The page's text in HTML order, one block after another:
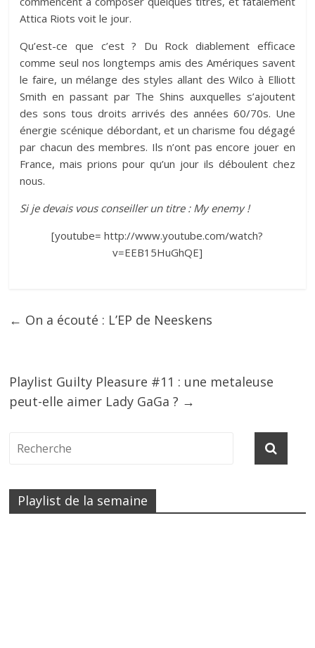
Attica Riots voit le jour.
Qu’est-ce que c’est ? Du Rock diablement efficace
comme seul nos longtemps amis des Amériques savent
le faire, un mélange des styles allant des Wilco à Elliott
Smith en passant par The Shins auxquelles s’ajoutent
des sons tous droits arrivés des années 60/70s. Une
énergie scénique débordant, et un charisme fou dégagé
par chacun des membres. Ils n’ont pas encore jouer en
France, mais prions pour qu’un jour ils déboulent chez
nous.
Si je devais vous conseiller un titre : My enemy !
[youtube= http://www.youtube.com/watch?
v=EEB15HuGhQE]
← On a écouté : L’EP de Neeskens
Playlist Guilty Pleasure #11 : une metaleuse
peut-elle aimer Lady GaGa ? →
Playlist de la semaine